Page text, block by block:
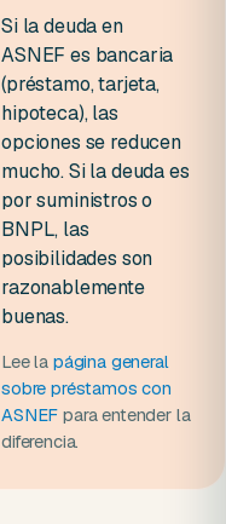
Si la deuda en
ASNEF es bancaria
(préstamo, tarjeta,
hipoteca), las
opciones se reducen
mucho. Si la deuda es
por suministros o
BNPL, las
posibilidades son
razonablemente
buenas.
Lee la página general
sobre préstamos con
ASNEF para entender la
diferencia.